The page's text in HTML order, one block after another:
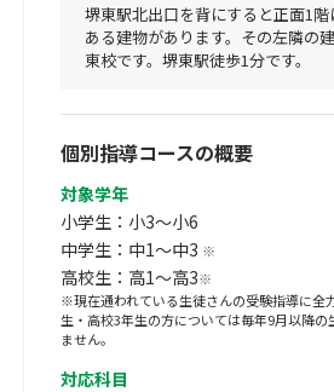
個別指導コースの概要
対象学年
小学生：小3～小6
中学生：中1～中3 ※
高校生：高1～高3※
※現在通われている生徒さんの受験指導に全
生・高校3年生の方については毎年9月以降の
ません。
対応科目
堺東駅北出口を背にすると正面1
ある建物があります。その左隣の
東校です。堺東駅徒歩1分です。